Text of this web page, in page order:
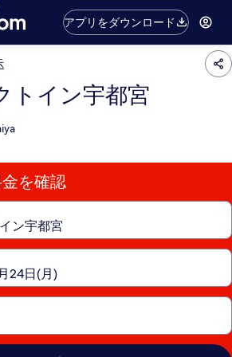
アプリをダウンロード
トイン宇都宮
を確認